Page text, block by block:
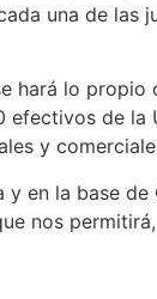
una de
lo
efectivos de
y
en la base
nos